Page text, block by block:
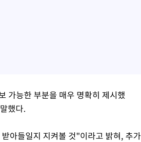
가능한 부분을 매우 명확히 제시했
했다.
아들일지 지켜볼 것"이라고 밝혀, 추가